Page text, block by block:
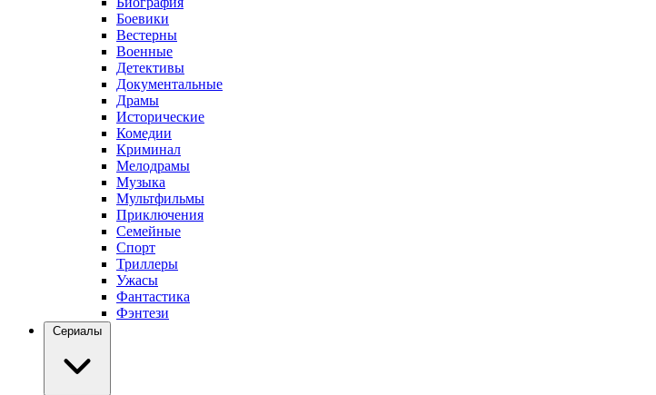
Боевики
Вестерны
Военные
Детективы
Документальные
Драмы
Исторические
Комедии
Криминал
Мелодрамы
Музыка
Мультфильмы
Приключения
Семейные
Спорт
Триллеры
Ужасы
Фантастика
Фэнтези
Сериалы